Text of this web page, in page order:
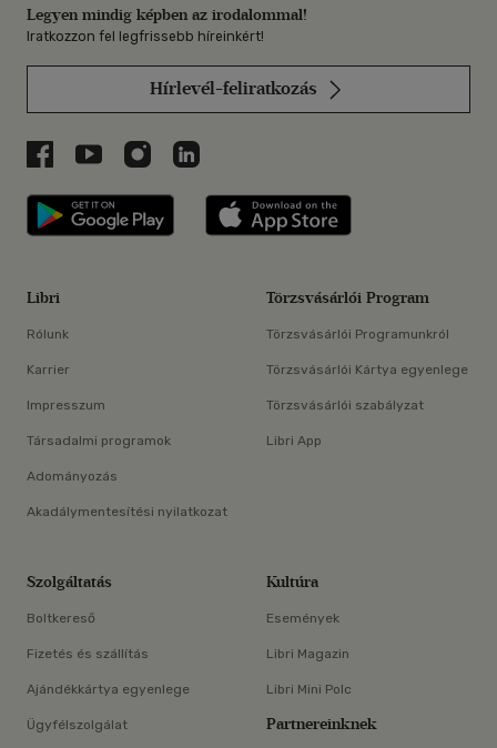
Legyen mindig képben az irodalommal!
Iratkozzon fel legfrissebb híreinkért!
Hírlevél-feliratkozás
Libri a Facebookon
Libri a Youtube-on
Libri az Instagramon
Libri a LinkedInen
Libri applikáció Szerezd meg: Google
Libri
Rólunk
Karrier
Impresszum
Társadalmi programok
Adományozás
Akadálymentesítési nyilatkozat
Törzsvásárlói Program
Törzsvásárlói Programunkról
Törzsvásárlói Kártya egyenlege
Törzsvásárlói szabályzat
Libri App
Szolgáltatás
Boltkereső
Fizetés és szállítás
Ajándékkártya egyenlege
Ügyfélszolgálat
Kultúra
Események
Libri Magazin
Libri Mini Polc
Partnereinknek